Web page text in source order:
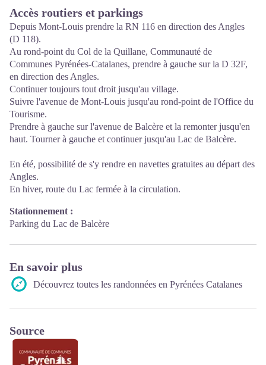
Accès routiers et parkings
Depuis Mont-Louis prendre la RN 116 en direction des Angles
(D 118).
Au rond-point du Col de la Quillane, Communauté de
Communes Pyrénées-Catalanes, prendre à gauche sur la D 32F,
en direction des Angles.
Continuer toujours tout droit jusqu'au village.
Suivre l'avenue de Mont-Louis jusqu'au rond-point de l'Office du
Tourisme.
Prendre à gauche sur l'avenue de Balcère et la remonter jusqu'en
haut. Tourner à gauche et continuer jusqu'au Lac de Balcère.
En été, possibilité de s'y rendre en navettes gratuites au départ des
Angles.
En hiver, route du Lac fermée à la circulation.
Stationnement :
Parking du Lac de Balcère
En savoir plus
Découvrez toutes les randonnées en Pyrénées Catalanes
Source